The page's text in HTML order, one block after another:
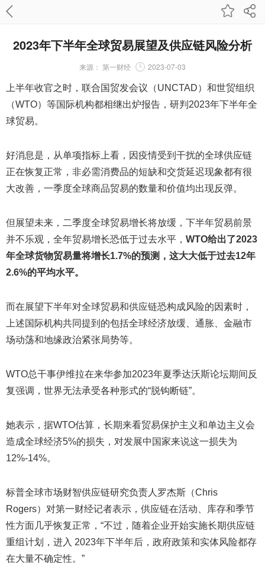
2023年下半年全球贸易展望及供应链风险分析
来源： 第一财经 2023-07-03
上半年收官之时，联合国贸发会议（UNCTAD）和世贸组织
（WTO）等国际机构都相继出炉报告，研判2023年下半年全
球贸易。
好消息是，从单项指标上看，因疫情受到干扰的全球供应链
正在恢复正常，非必需消费品的短缺和交货延迟现象都有很
大改善，一季度全球商品贸易的数量和价值均出现反弹。
但展望未来，二季度全球贸易增长将放缓，下半年贸易前景
并不乐观，全年贸易增长恐低于过去水平， WTO给出了2023
年全球货物贸易量将增长1.7%的预测，这大大低于过去12年
2.6%的平均水平。
而在展望下半年对全球贸易和供应链恐构成风险的因素时，
上述国际机构共同提到的包括全球经济放缓、通胀、金融市
场动荡和地缘政治紧张局势等。
WTO总干事伊维拉在来华参加2023年夏季达沃斯论坛期间反
复强调，世界无法承受各种形式的“脱钩断链”。
她表示，据WTO估算，长期来看贸易保护主义和单边主义会
造成全球经济5%的损失，对发展中国家来说这一损失为
12%-14%。
标普全球市场财智供应链研究负责人罗杰斯（Chris
Rogers）对第一财经记者表示，供应链在活动、库存和季节
性方面几乎恢复正常，“不过，随着企业开始实施长期供应链
重组计划，进入 2023年下半年后，政府政策和实体风险都存
在大量不确定性。”